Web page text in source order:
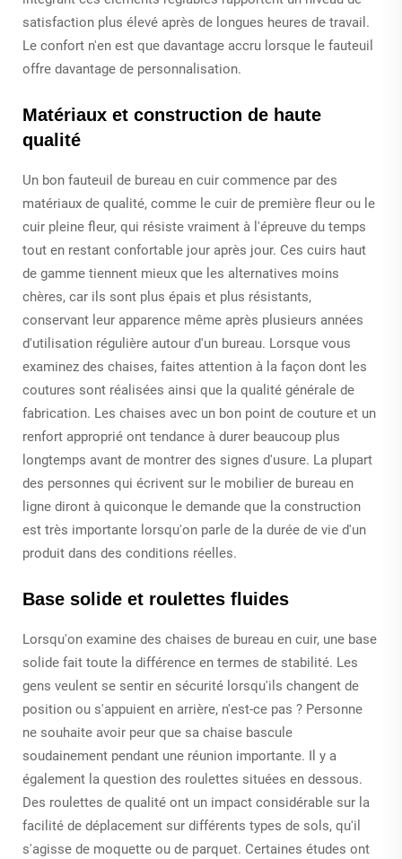
satisfaction plus élevé après de longues heures de travail.
Le confort n'en est que davantage accru lorsque le fauteuil
offre davantage de personnalisation.
Matériaux et construction de haute
qualité
Un bon fauteuil de bureau en cuir commence par des
matériaux de qualité, comme le cuir de première fleur ou le
cuir pleine fleur, qui résiste vraiment à l'épreuve du temps
tout en restant confortable jour après jour. Ces cuirs haut
de gamme tiennent mieux que les alternatives moins
chères, car ils sont plus épais et plus résistants,
conservant leur apparence même après plusieurs années
d'utilisation régulière autour d'un bureau. Lorsque vous
examinez des chaises, faites attention à la façon dont les
coutures sont réalisées ainsi que la qualité générale de
fabrication. Les chaises avec un bon point de couture et un
renfort approprié ont tendance à durer beaucoup plus
longtemps avant de montrer des signes d'usure. La plupart
des personnes qui écrivent sur le mobilier de bureau en
ligne diront à quiconque le demande que la construction
est très importante lorsqu'on parle de la durée de vie d'un
produit dans des conditions réelles.
Base solide et roulettes fluides
Lorsqu'on examine des chaises de bureau en cuir, une base
solide fait toute la différence en termes de stabilité. Les
gens veulent se sentir en sécurité lorsqu'ils changent de
position ou s'appuient en arrière, n'est-ce pas ? Personne
ne souhaite avoir peur que sa chaise bascule
soudainement pendant une réunion importante. Il y a
également la question des roulettes situées en dessous.
Des roulettes de qualité ont un impact considérable sur la
facilité de déplacement sur différents types de sols, qu'il
s'agisse de moquette ou de parquet. Certaines études ont